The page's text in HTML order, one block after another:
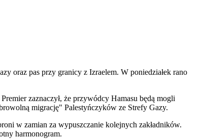
oraz pas przy granicy z Izraelem. W poniedziałek rano
zaznaczył, że przywódcy Hamasu będą mogli
migrację" Palestyńczyków ze Strefy Gazy.
w zamian za wypuszczanie kolejnych zakładników.
harmonogram.